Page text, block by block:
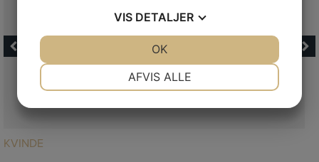
KVINDE
VIS DETALJER
AFVIS ALLE
OK